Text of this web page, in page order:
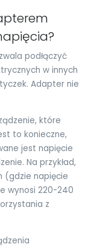
podłączyć
w innych
Adapter nie
które
to konieczne,
jest napięcie
Na przykład,
(gdzie napięcie
wynosi 220-240
z